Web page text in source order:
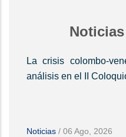
La crisis colombo-
análisis en el II
Noticias / 06 Ago, 2026